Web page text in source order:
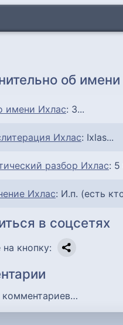
об имени
имени Ихлас: 3...
Ихлас: Ixlas...
разбор Ихлас: 5
Ихлас: И.п. (есть
в соцсетях
кнопку:
комментариев…